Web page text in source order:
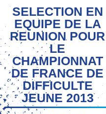
SELECTION EN
EQUIPE DE LA
REUNION POUR
LE
CHAMPIONNAT
DE FRANCE DE
DIFFICULTE
JEUNE 2013